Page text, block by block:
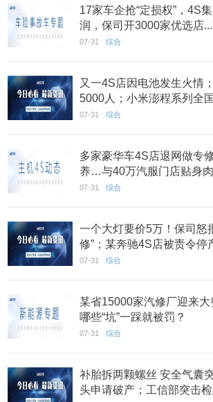
17家车企抢“定损权”，4S
润，保司开3000家优选店
变？
07-31 综合
又一4S店因电池发生火情
5000人；小米澎程系列全
店丨AC早报
07-31 综合
多家豪华车4S店退网做专
养…与40万汽服门店贴身
后？
07-31 综合
一个大灯要价5万！保司怒
修”；某奔驰4S店被责令停
广爱保险经纪获批丨AC早报
07-31 综合
某省15000家汽修厂迎来
哪些“坑”一踩就被罚？
07-31 综合
补胎拆两颗螺丝 安全气囊
头申请破产；工信部突击